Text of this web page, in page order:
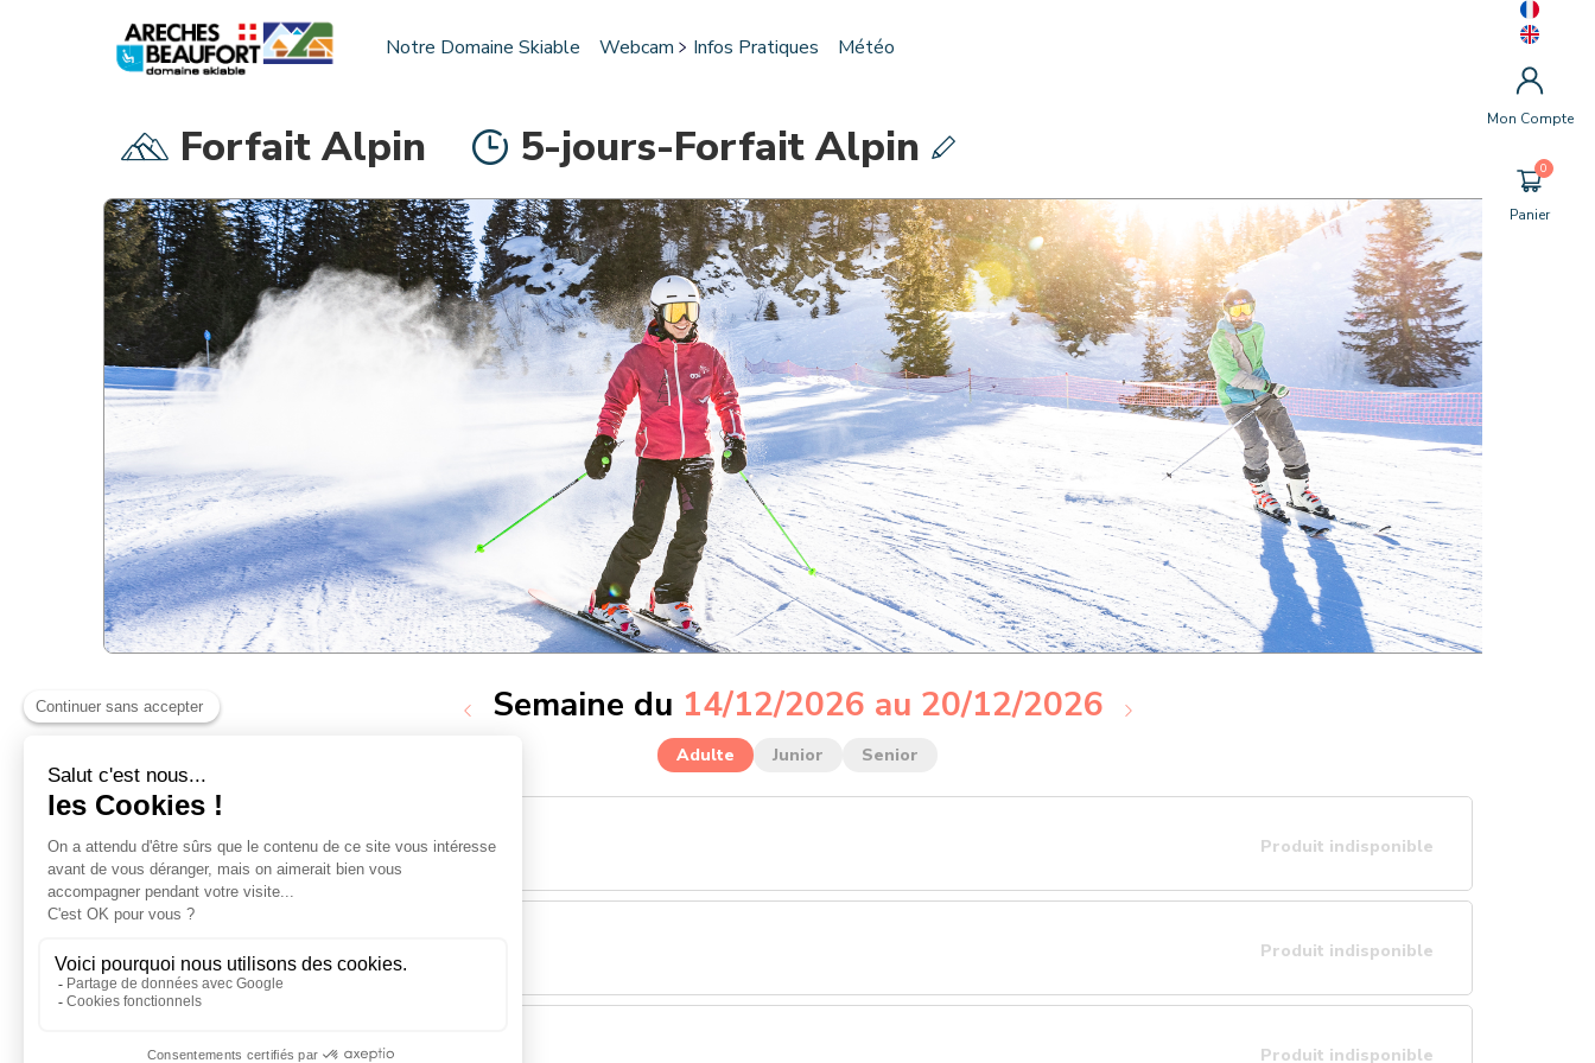
Notre Domaine Skiable Webcam Infos Pratiques Météo
Mon Compte
Panier
Forfait Alpin 5-jours-Forfait Alpin
Semaine du 14/12/2026 au 20/12/2026
Adulte Junior Senior
Lundi 14 Décembre Produit indisponible
Produit indisponible
Mercredi 16 Décembre Produit indisponible
INFOS PRATIQUES
Grille tarifs 26-27
Horaires des navettes Nature